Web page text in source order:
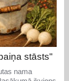
stāsts"
nama